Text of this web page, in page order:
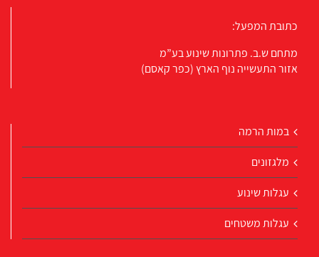
כתובת המפעל:
מתחם ש.ב. פתרונות שינוע בע”מ
אזור התעשייה נוף הארץ (כפר קאסם)
במות הרמה
מלגזונים
עגלות שינוע
עגלות משטחים